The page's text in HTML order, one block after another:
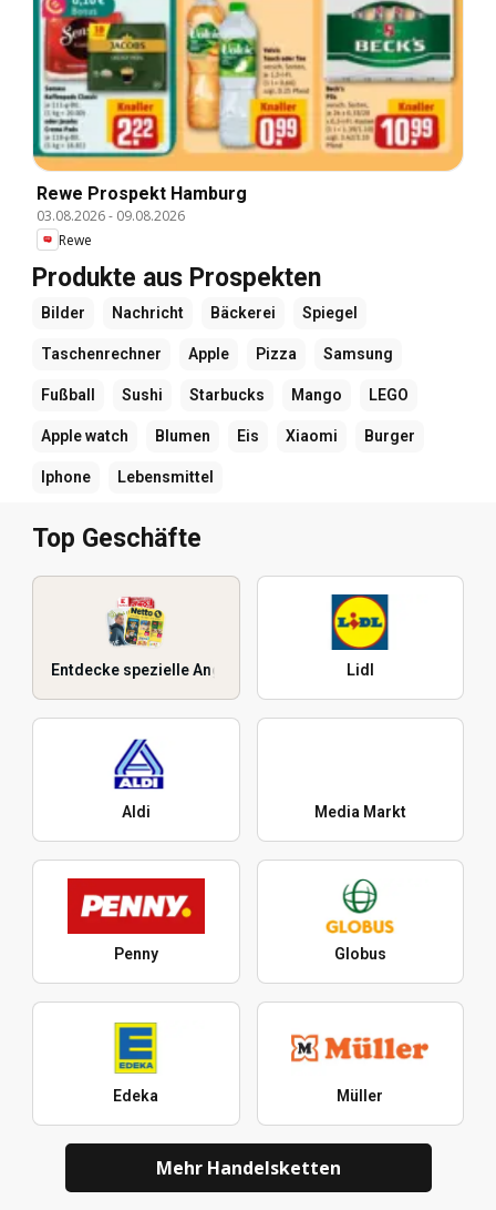
Rewe Prospekt Hamburg
03.08.2026- 09.08.2026
Rewe
Produkte aus Prospekten
Bilder Nachricht Bäckerei Spiegel
Taschenrechner Apple Pizza Samsung
Fußball Sushi Starbucks Mango LEGO
Apple watch Blumen Eis Xiaomi Burger
Iphone Lebensmittel
Top Geschäfte
Entdecke spezielle Angebote Lidl
Aldi Media Markt
Penny Globus
Edeka Müller
Mehr Handelsketten